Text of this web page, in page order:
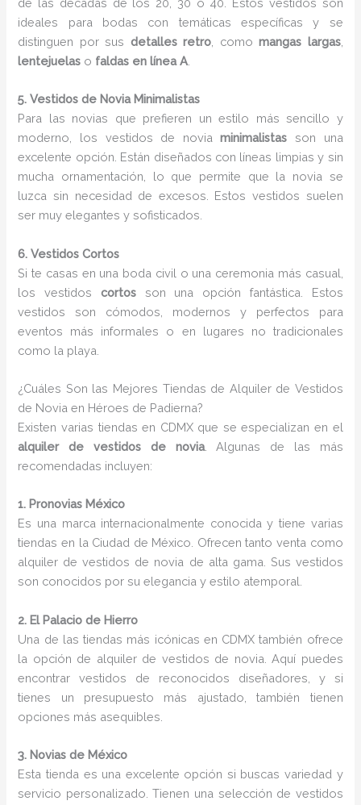
de las décadas de los 20, 30 o 40. Estos vestidos son
ideales para bodas con temáticas específicas y se
distinguen por sus detalles retro , comomangas largas,
lentejuelas o faldas en línea A
5. Vestidos de Novia Minimalistas
Para las novias que prefieren un estilo más sencillo y
moderno, los vestidos de noviaminimalistas son una
excelente opción. Están diseñados con líneas limpias y sin
mucha ornamentación, lo que permite que la novia se
luzca sin necesidad de excesos. Estos vestidos suelen
ser muy elegantes y sofisticados.
6. Vestidos Cortos
Si te casas en una boda civil o una ceremonia más casual,
los vestidos cortosson una opción fantástica. Estos
vestidos son cómodos, modernos y perfectos para
eventos más informales o en lugares no tradicionales
como la playa.
¿Cuáles Son las Mejores Tiendas de Alquiler de Vestidos
de Novia en Héroes de Padierna?
Existen varias tiendas en CDMX que se especializan en el
alquiler de vestidos de novia. Algunas de las más
recomendadas incluyen:
1. Pronovias México
Es una marca internacionalmente conocida y tiene varias
tiendas en la Ciudad de México. Ofrecen tanto venta como
alquiler de vestidos de novia de alta gama. Sus vestidos
son conocidos por su elegancia y estilo atemporal.
2. El Palacio de Hierro
Una de las tiendas más icónicas en CDMX también ofrece
la opción de alquiler de vestidos de novia. Aquí puedes
encontrar vestidos de reconocidos diseñadores, y si
tienes un presupuesto más ajustado, también tienen
opciones más asequibles.
3. Novias de México
Esta tienda es una excelente opción si buscas variedad y
servicio personalizado. Tienen una selección de vestidos